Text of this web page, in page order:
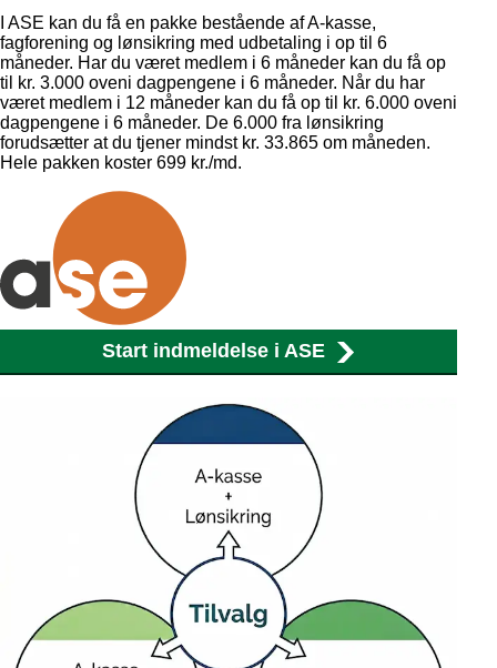
I ASE kan du få en pakke bestående af A-kasse,
fagforening og lønsikring med udbetaling i op til 6
måneder. Har du været medlem i 6 måneder kan du få op
til kr. 3.000 oveni dagpengene i 6 måneder. Når du har
været medlem i 12 måneder kan du få op til kr. 6.000 oveni
dagpengene i 6 måneder. De 6.000 fra lønsikring
forudsætter at du tjener mindst kr. 33.865 om måneden.
Hele pakken koster 699 kr./md.
Start indmeldelse i ASE